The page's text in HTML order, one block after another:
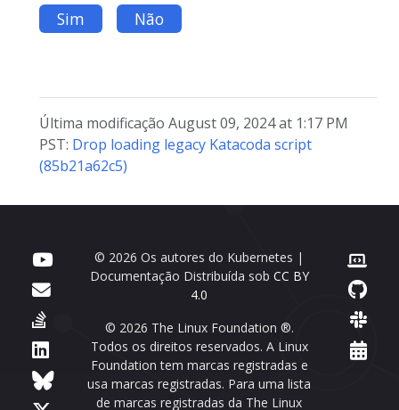
Sim Não
Última modificação August 09, 2024 at 1:17 PM
PST: Drop loading legacy Katacoda script
(85b21a62c5)
© 2026 Os autores do Kubernetes |
Documentação Distribuída sob CC BY
4.0
© 2026 The Linux Foundation ®.
Todos os direitos reservados. A Linux
Foundation tem marcas registradas e
usa marcas registradas. Para uma lista
de marcas registradas da The Linux